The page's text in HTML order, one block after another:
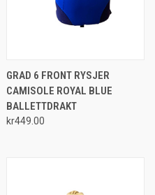
GRAD 6 FRONT RYSJER
CAMISOLE ROYAL BLUE
BALLETTDRAKT
kr449.00